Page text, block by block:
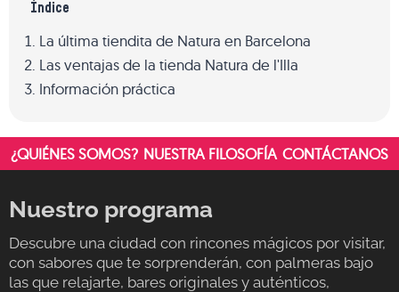
Índice
La última tiendita de Natura en Barcelona
Las ventajas de la tienda Natura de l'Illa
Información práctica
¿QUIÉNES SOMOS? NUESTRA FILOSOFÍA CONTÁCTANOS
Nuestro programa
Descubre una ciudad con rincones mágicos por visitar,
con sabores que te sorprenderán, con palmeras bajo
las que relajarte, bares originales y auténticos,